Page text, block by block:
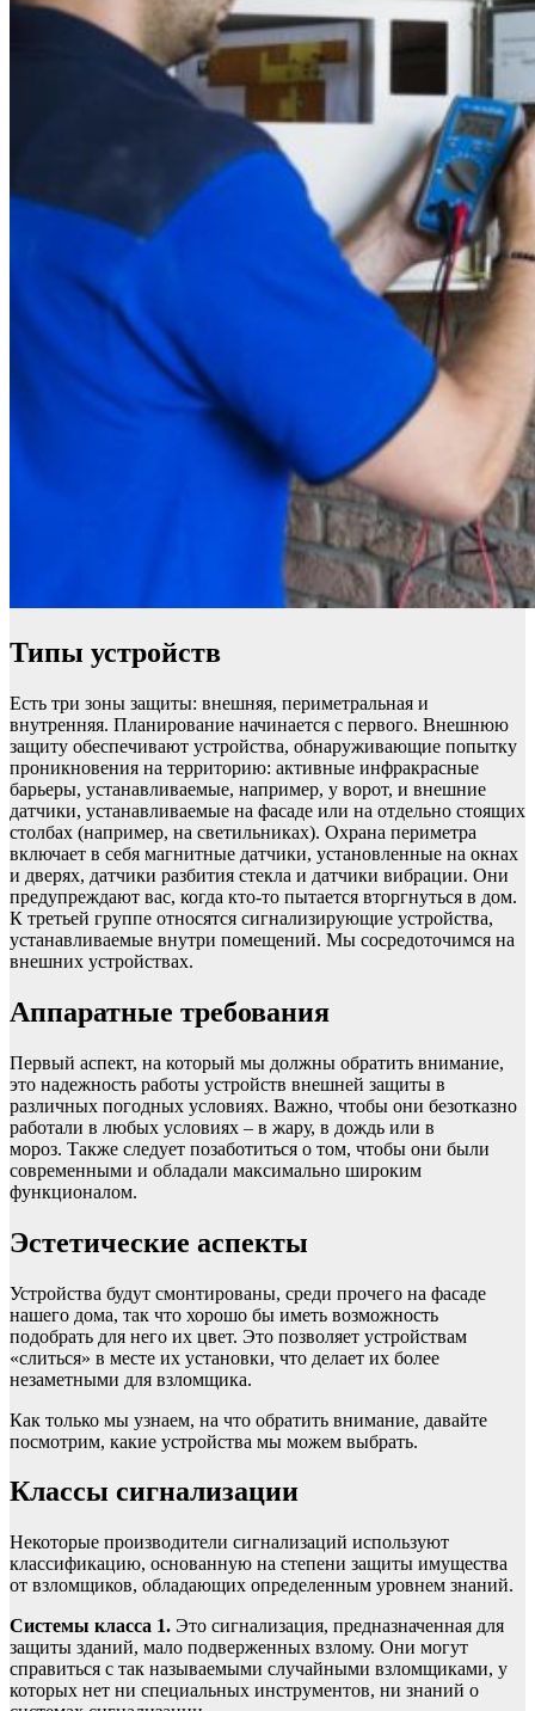
Типы устройств
Есть три зоны защиты: внешняя, периметральная и
внутренняя. Планирование начинается с первого. Внешнюю
защиту обеспечивают устройства, обнаруживающие попытку
проникновения на территорию: активные инфракрасные
барьеры, устанавливаемые, например, у ворот, и внешние
датчики, устанавливаемые на фасаде или на отдельно стоящих
столбах (например, на светильниках). Охрана периметра
включает в себя магнитные датчики, установленные на окнах
и дверях, датчики разбития стекла и датчики вибрации. Они
предупреждают вас, когда кто-то пытается вторгнуться в дом.
К третьей группе относятся сигнализирующие устройства,
устанавливаемые внутри помещений. Мы сосредоточимся на
внешних устройствах.
Аппаратные требования
Первый аспект, на который мы должны обратить внимание,
это надежность работы устройств внешней защиты в
различных погодных условиях. Важно, чтобы они безотказно
работали в любых условиях – в жару, в дождь или в
мороз. Также следует позаботиться о том, чтобы они были
современными и обладали максимально широким
функционалом.
Эстетические аспекты
Устройства будут смонтированы, среди прочего на фасаде
нашего дома, так что хорошо бы иметь возможность
подобрать для него их цвет. Это позволяет устройствам
«слиться» в месте их установки, что делает их более
незаметными для взломщика.
Как только мы узнаем, на что обратить внимание, давайте
посмотрим, какие устройства мы можем выбрать.
Классы сигнализации
Некоторые производители сигнализаций используют
классификацию, основанную на степени защиты имущества
от взломщиков, обладающих определенным уровнем знаний.
Системы класса 1. Это сигнализация, предназначенная для
защиты зданий, мало подверженных взлому. Они могут
справиться с так называемыми случайными взломщиками, у
которых нет ни специальных инструментов, ни знаний о